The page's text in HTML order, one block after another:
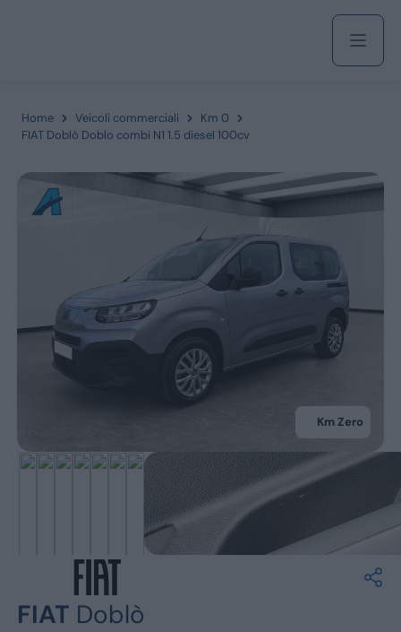
Acquista
Azienda
Servizi
Marchi
Fiat
Dacia
Renault
Home Veicoli commerciali
Km 0
FIAT Doblò Doblo combi N1 1.5 diesel 100cv
Km Zero
FIAT Doblò